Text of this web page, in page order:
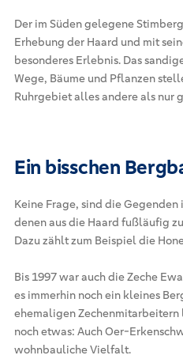
Der im Süden gelegene
Erhebung der Haard und mit
besonderes Erlebnis. Das
Wege, Bäume und Pflanzen
Ruhrgebiet alles andere als nur
Ein bisschen
Keine Frage, sind die
denen aus die Haard fußläufig
Dazu zählt zum Beispiel die
Bis 1997 war auch die Zeche
es immerhin noch ein kleines
ehemaligen
noch etwas: Auch Oer-
wohnbauliche Vielfalt.